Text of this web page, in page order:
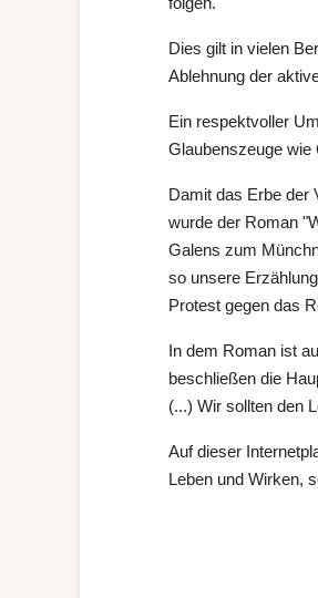
Dies gilt in vielen
Ablehnung der
Ein respektvoller
Glaubenszeuge wie
Damit das Erbe der
wurde der Roman
Galens zum
so unsere
Protest gegen das
In dem Roman ist
beschließen die
(...) Wir sollten den
Auf dieser
Leben und Wirken,